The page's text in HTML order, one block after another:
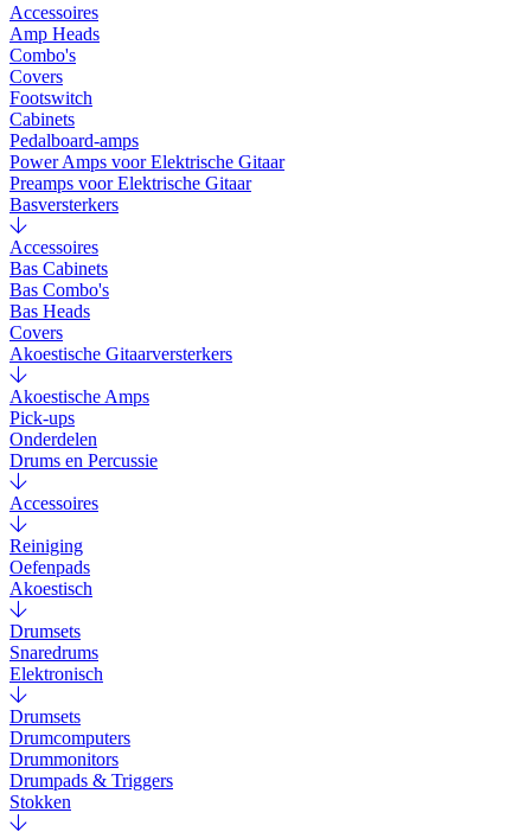
Accessoires
Amp Heads
Combo's
Covers
Footswitch
Cabinets
Pedalboard-amps
Power Amps voor Elektrische Gitaar
Preamps voor Elektrische Gitaar
Basversterkers
Accessoires
Bas Cabinets
Bas Combo's
Bas Heads
Covers
Akoestische Gitaarversterkers
Akoestische Amps
Pick-ups
Onderdelen
Drums en Percussie
Accessoires
Reiniging
Oefenpads
Akoestisch
Drumsets
Snaredrums
Elektronisch
Drumsets
Drumcomputers
Drummonitors
Drumpads & Triggers
Stokken